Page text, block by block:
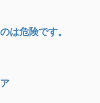
は危険です。